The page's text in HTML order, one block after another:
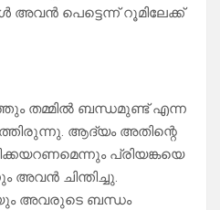
അവൻ പെട്ടെന്ന് റൂമിലേക്ക്
തമ്മിൽ ബന്ധമുണ്ട് എന്ന
ആദ്യം അതിന്റെ
പ്രിയങ്കയെ
അവൻ ചിന്തിച്ചു.
അവരുടെ ബന്ധം